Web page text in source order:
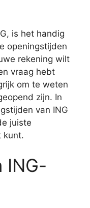
is het handig
openingstijden
rekening wilt
vraag hebt
om te weten
zijn. In
van ING
juiste
kunt.
ING-